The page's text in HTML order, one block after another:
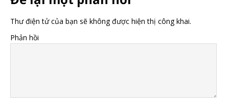
Thư điện tử của bạn sẽ không được hiện thị công khai.
Phản hồi